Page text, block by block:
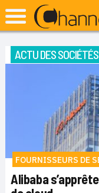
ACTU DES SOCIÉTÉS
FOURNISSEURS DE
Alibaba